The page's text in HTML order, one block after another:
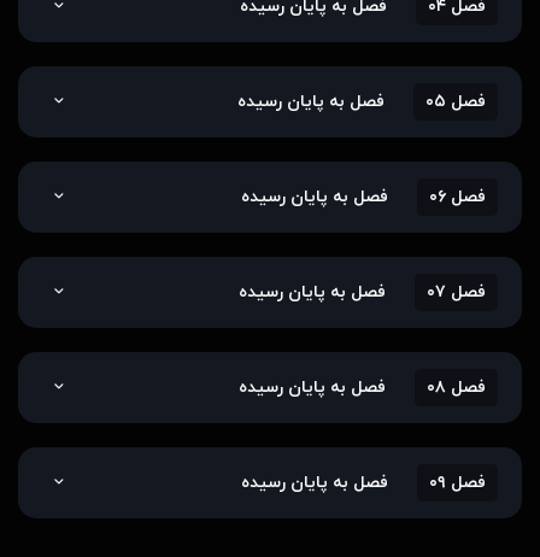
فصل ۰۴ فصل به پایان رسیده
فصل ۰۵ فصل به پایان رسیده
فصل ۰۶ فصل به پایان رسیده
فصل ۰۷ فصل به پایان رسیده
فصل ۰۸ فصل به پایان رسیده
فصل ۰۹ فصل به پایان رسیده